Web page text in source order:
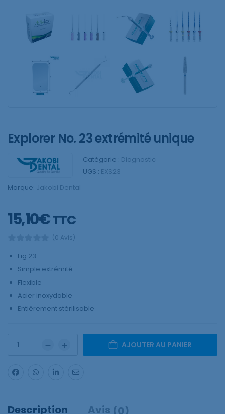
Explorer No. 23 extrémité unique
Catégorie : Diagnostic
UGS : EXS23
Marque: Jakobi Dental
15,10€TTC
(0 Avis)
Fig.23
Simple extrémité
Flexible
Acier inoxydable
Entièrement stérilisable
AJOUTER AU PANIER
Description Avis